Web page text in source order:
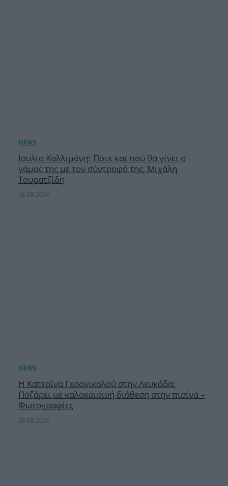
Ιουλία Καλλιμάνη: Πότε και πού θα γίνει ο
γάμος της με τον σύντροφό της, Μιχάλη
Τουρατζίδη
06.08.2026
Η Κατερίνα Γερονικολού στην Λευκάδα:
Ποζάρει με καλοκαιρινή διάθεση στην πισίνα –
Φωτογραφίες
06.08.2026